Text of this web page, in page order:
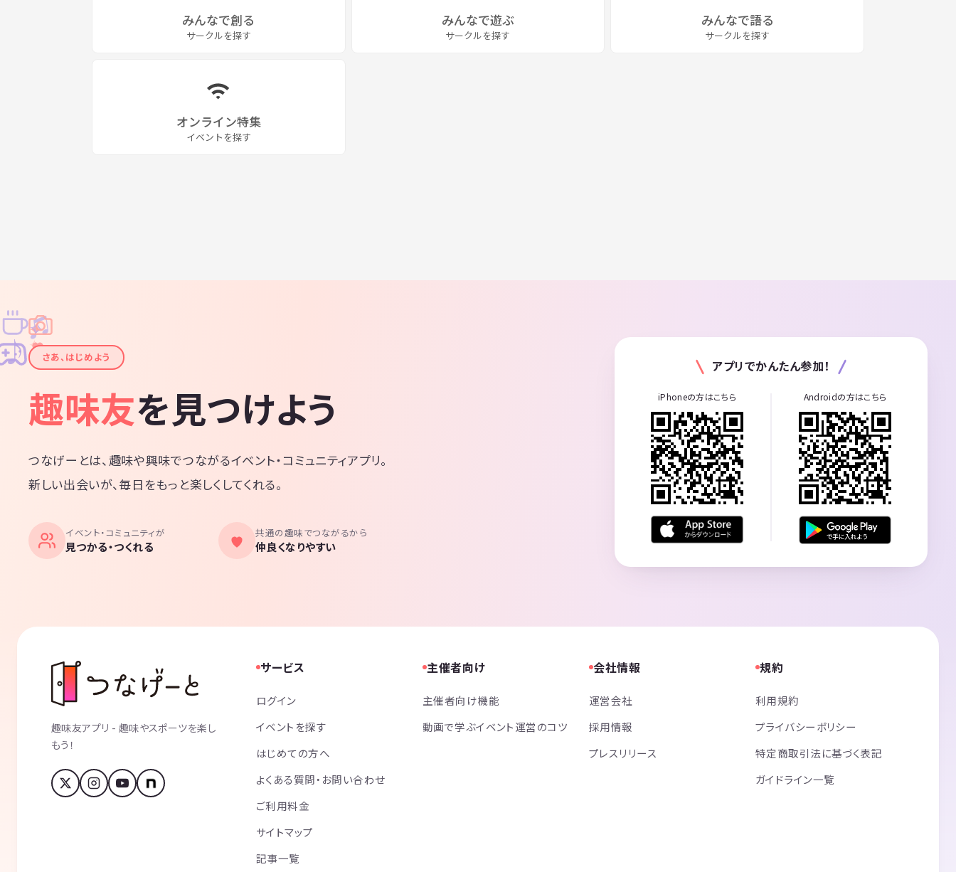
みんなで創る
サークルを探す
みんなで遊ぶ
サークルを探す
みんなで語る
サークルを探す
オンライン特集
イベントを探す
✦
✦
✧
✧
♪
♫
さあ、はじめよう
趣味友を見つけよう
つなげーとは、趣味や興味でつながるイベント・コミュニティアプリ。
新しい出会いが、毎日をもっと楽しくしてくれる。
イベント・コミュニティが
見つかる・つくれる
共通の趣味でつながるから
仲良くなりやすい
アプリでかんたん参加！
iPhoneの方はこちら Androidの方はこちら
趣味友アプリ - 趣味やスポーツを楽し
もう！
サービス
ログイン
イベントを探す
はじめての方へ
よくある質問・お問い合わせ
ご利用料金
サイトマップ
記事一覧
主催者向け
主催者向け機能
動画で学ぶイベント運営のコツ
会社情報
運営会社
採用情報
プレスリリース
規約
利用規約
プライバシーポリシー
特定商取引法に基づく表記
ガイドライン一覧